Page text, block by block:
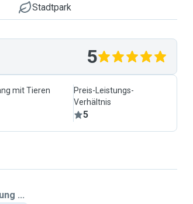
Stadtpark
5
mit Tieren
Preis-Leistungs-
Verhältnis
5
...